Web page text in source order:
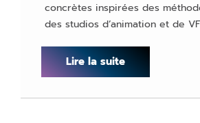
concrètes inspirées des
des studios d’animation et de
Lire la suite